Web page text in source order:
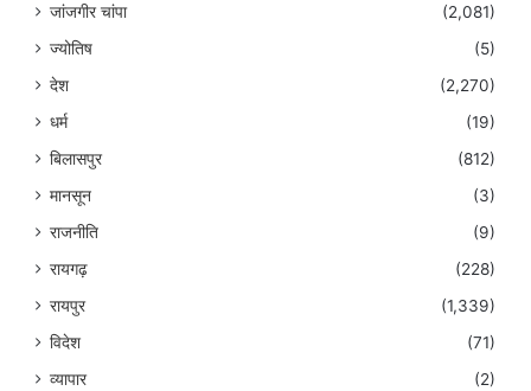
जांजगीर चांपा
(2,081)
ज्योतिष
(5)
देश
(2,270)
धर्म
(19)
बिलासपुर
(812)
मानसून
(3)
राजनीति
(9)
रायगढ़
(228)
रायपुर
(1,339)
विदेश
(71)
व्यापार
(2)